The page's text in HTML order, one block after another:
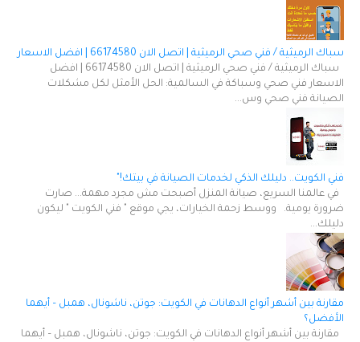
سباك الرميثية / فني صحي الرميثية | اتصل الان 66174580 | افضل الاسعار
سباك الرميثية / فني صحي الرميثية | اتصل الان 66174580 | افضل
الاسعار فني صحي وسباكة في السالمية: الحل الأمثل لكل مشكلات
الصيانة فني صحي وس...
فني الكويت.. دليلك الذكي لخدمات الصيانة في بيتك!"
في عالمنا السريع، صيانة المنزل أصبحت مش مجرد مهمة... صارت
ضرورة يومية. ووسط زحمة الخيارات، يجي موقع " فني الكويت " ليكون
دليلك...
مقارنة بين أشهر أنواع الدهانات في الكويت: جوتن، ناشونال، همبل – أيهما
الأفضل؟
مقارنة بين أشهر أنواع الدهانات في الكويت: جوتن، ناشونال، همبل – أيهما